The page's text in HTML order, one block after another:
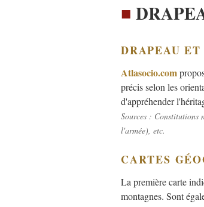
■
DRAPEAU
Atlasocio.com
précis selon les
d'appréhender
Sources : Constitutions
l'armée), etc.
CARTES
La première carte
montagnes. Sont